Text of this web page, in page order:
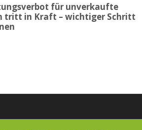
für unverkaufte
tritt in Kraft – wichtiger Schritt